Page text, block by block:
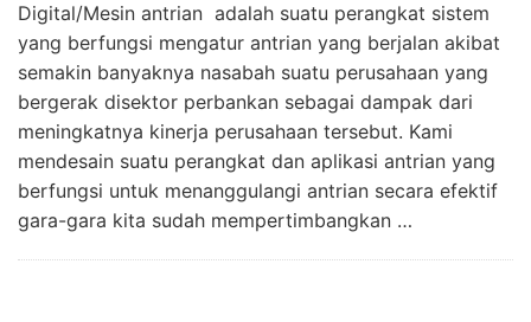
Digital/Mesin antrian adalah suatu perangkat sistem
yang berfungsi mengatur antrian yang berjalan akibat
semakin banyaknya nasabah suatu perusahaan yang
bergerak disektor perbankan sebagai dampak dari
meningkatnya kinerja perusahaan tersebut. Kami
mendesain suatu perangkat dan aplikasi antrian yang
berfungsi untuk menanggulangi antrian secara efektif
gara-gara kita sudah mempertimbangkan …